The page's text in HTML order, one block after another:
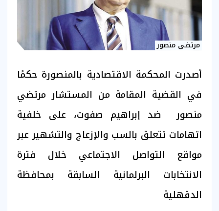
مرتضى منصور
أصدرت المحكمة الاقتصادية بالمنصورة حكمًا
في القضية المقامة من المستشار مرتضي
منصور ضد إبراهيم صفوت، على خلفية
اتهامات تتعلق بالسب والإزعاج والتشهير عبر
مواقع التواصل الاجتماعي خلال فترة
الانتخابات البرلمانية السابقة بمحافظة
الدقهلية